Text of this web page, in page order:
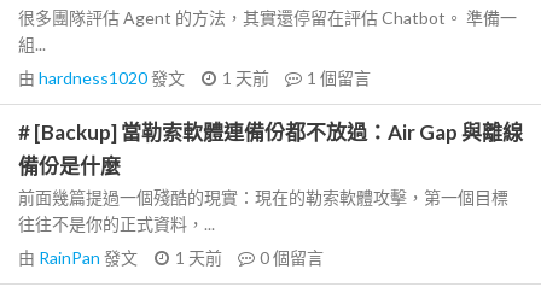
很多團隊評估 Agent 的方法，其實還停留在評估 Chatbot。 準備一
組...
由 hardness1020發文 1 天前 1 個留言
# [Backup] 當勒索軟體連備份都不放過：Air Gap 與離線
備份是什麼
前面幾篇提過一個殘酷的現實：現在的勒索軟體攻擊，第一個目標
往往不是你的正式資料，...
由 RainPan 發文 1 天前 0個留言